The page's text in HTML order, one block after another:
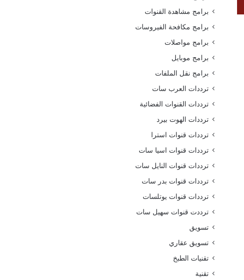
برامج مشاهدة القنوات
برامج مكافحة الفيروسات
برامج مواصلات
برامج موبايل
برامج نقل الملفات
ترددات العرب سات
ترددات القنوات الفضائية
ترددات الهوت بيرد
ترددات قنوات استرا
ترددات قنوات اسيا سات
ترددات قنوات النايل سات
ترددات قنوات بدر سات
ترددات قنوات يوتلسات
ترددت قنوات سهيل سات
تسويق
تسويق عقاري
تقنيات الطبخ
تقنية